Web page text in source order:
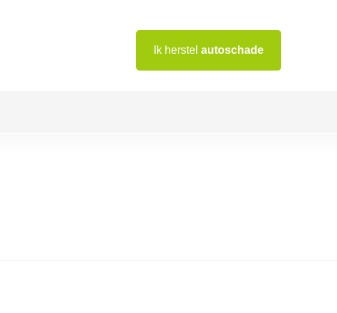
Ik herstel autoschade